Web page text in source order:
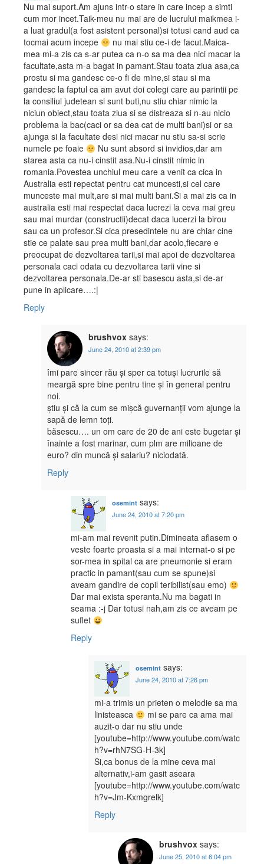
Nu mai suport.Am ajuns intr-o stare in care incep a simti
cum mor incet.Taik-meu nu mai are de lucrului maikmea i-
a luat gradul(a fost asistent personal)si totusi cand aud ca
tocmai acum incepe
nu mai stiu ce-i de facut.Maica-
mea mi-a zis ca s-ar putea ca n-o sa ma dea nici macar la
facultate,asta m-a bagat in pamant.Stau toata ziua asa,ca
prostu si ma gandesc ce-o fi de mine,si stau si ma
gandesc la faptul ca am avut doi colegi care au parintii pe
la consiliul judetean si sunt buti,nu stiu chiar nimic la
niciun obiect,stau toata ziua si se distreaza si n-au nicio
problema la bac(caci or sa dea cat de multi bani)si or sa
ajunga si la facultate desi nici macar nu stiu sa-si scrie
numele pe foaie
Nu sunt absord si invidios,dar am
starea asta ca nu-i cinstit asa.Nu-i cinstit nimic in
romania.Povestea unchiul meu care a venit ca cica in
Australia esti repectat pentru cat muncesti,si cel care
munceste mai mult,are si mai multi bani.Si a mai zis ca in
australia esti mai respectat daca lucrezi la ceva mai greu
sau mai murdar (constructii)decat daca lucerzi la birou
sau ca un profesor.Si cica presedintele nu are chiar cine
stie ce palate sau prea multi bani,dar acolo,fiecare e
preocupat de dezvoltarea tarii,si mai apoi de dezvoltarea
personala caci odata cu dezvoltarea tarii vine si
dezvoltarea personala.De-ar sti basescu asta,si de-ar
pune in aplicare….:|
Reply
brushvox says:
June 24, 2010 at 2:39 pm
îmi pare sincer rău și sper ca totuși lucrurile să
meargă spre bine pentru tine și în general pentru
noi.
știu și că la cum se mișcă guvernanții vom ajunge la
sapă de lemn toți.
băsescu…. un om care de 20 de ani este bugetar și
înainte a fost marinar, cum plm are milioane de
euro? din muncă și salariu? niciodată.
Reply
osemint says:
June 24, 2010 at 7:20 pm
mi-am mai revenit putin.Dimineata aflasem o
veste foarte proasta si a mai internat-o si pe
sor-mea in spital ca are pneumonie si eram
practic in pamant(sau cum se spune)si
aveam gandire de copil teribilist(sau emo)
Dar mai exista speranta.Nu ma bagati in
seama :-j Dar totusi nah,am zis ce aveam pe
suflet
Reply
osemint says:
June 24, 2010 at 7:26 pm
mi-a trimis un prieten o melodie sa ma
linisteasca
mi se pare ca ama mai
auzit-o dar nu stiu unde
[youtube=http://www.youtube.com/watc
h?v=rhN7SG-H-3k]
Si,ca bonus de la mine ceva mai
alternativ,i-am gasit aseara
[youtube=http://www.youtube.com/watc
h?v=Jm-Kxmgrelk]
Reply
brushvox says:
June 25, 2010 at 6:04 pm